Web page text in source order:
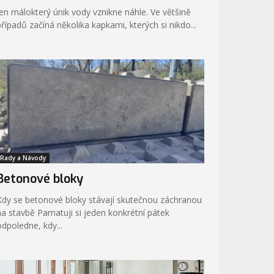
málokterý únik vody vznikne náhle. Ve většině
začíná několika kapkami, kterých si nikdo...
Rady a Návody
bloky
se betonové bloky stávají skutečnou záchranou
Pamatuji si jeden konkrétní pátek
kdy...